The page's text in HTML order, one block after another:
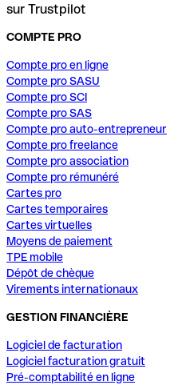
sur Trustpilot
COMPTE PRO
Compte pro en ligne
Compte pro SASU
Compte pro SCI
Compte pro SAS
Compte pro auto-entrepreneur
Compte pro freelance
Compte pro association
Compte pro rémunéré
Cartes pro
Cartes temporaires
Cartes virtuelles
Moyens de paiement
TPE mobile
Dépôt de chèque
Virements internationaux
GESTION FINANCIÈRE
Logiciel de facturation
Logiciel facturation gratuit
Pré-comptabilité en ligne